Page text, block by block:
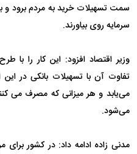
سمت تسهیلات خرید به مردم برود و
سرمایه روی بیاورند.
وزیر اقتصاد افزود: این کار را با
تفاوت آن با تسهیلات بانکی در
می‌یابد و هر میزانی که مصرف می
می‌شود.